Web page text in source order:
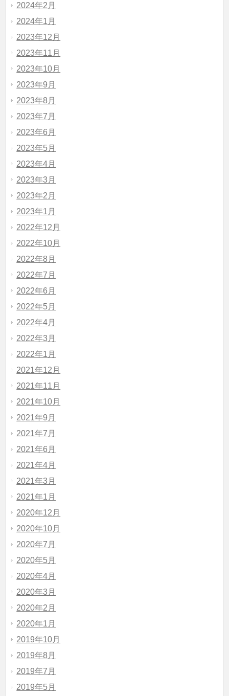
2024年2月
2024年1月
2023年12月
2023年11月
2023年10月
2023年9月
2023年8月
2023年7月
2023年6月
2023年5月
2023年4月
2023年3月
2023年2月
2023年1月
2022年12月
2022年10月
2022年8月
2022年7月
2022年6月
2022年5月
2022年4月
2022年3月
2022年1月
2021年12月
2021年11月
2021年10月
2021年9月
2021年7月
2021年6月
2021年4月
2021年3月
2021年1月
2020年12月
2020年10月
2020年7月
2020年5月
2020年4月
2020年3月
2020年2月
2020年1月
2019年10月
2019年8月
2019年7月
2019年5月